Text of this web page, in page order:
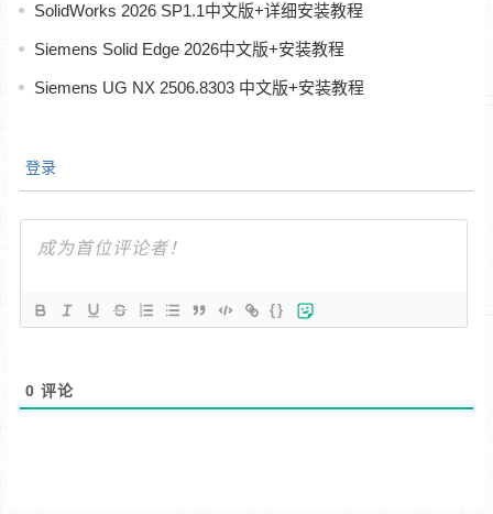
SolidWorks 2026 SP1.1中文版+详细安装教程
Siemens Solid Edge 2026中文版+安装教程
Siemens UG NX 2506.8303 中文版+安装教程
登录
{}
0 评论